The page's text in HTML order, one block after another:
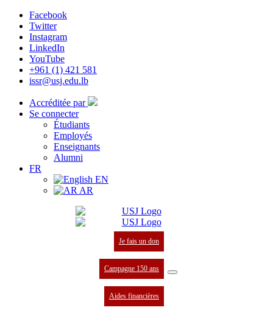
Facebook
Twitter
Instagram
LinkedIn
YouTube
+961 (1) 421 581
issr@usj.edu.lb
Accréditée par
Se connecter
Étudiants
Employés
Enseignants
Alumni
FR
EN
AR
Je fais un don
Campagne 150 ans
Aides financières